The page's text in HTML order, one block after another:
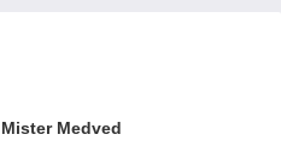
Mister Medved